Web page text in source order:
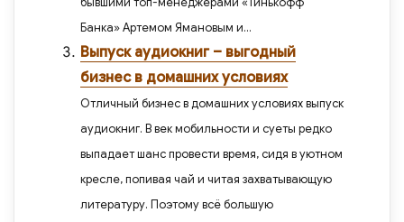
бывшими топ-менеджерами «Тинькофф
Банка» Артемом Ямановым и...
Выпуск аудиокниг – выгодный
бизнес в домашних условиях
Отличный бизнес в домашних условиях выпуск
аудиокниг. В век мобильности и суеты редко
выпадает шанс провести время, сидя в уютном
кресле, попивая чай и читая захватывающую
литературу. Поэтому всё большую